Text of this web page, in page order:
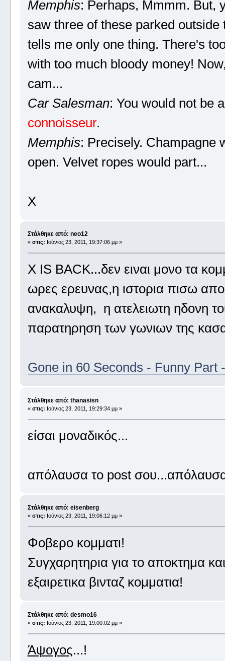
Memphis: Perhaps, Mmmm. But,
saw three of these parked
tells me only one thing. There's
with too much bloody money!
cam...
Car Salesman: You would not be
connoisseur.
Memphis: Precisely. Champagne
open. Velvet ropes would part...
X
Στάλθηκε από: neo12
« στις: Ιούνιος 23, 2011, 19:37:06 μμ »
Χ IS BACK...δεν ειναι μονο τα
ωρες ερευνας,η ιστορια πισω
ανακαλυψη, η ατελειωτη ηδονη
παρατηρηση των γωνιων της
Gone in 60 Seconds - Funny Part
Στάλθηκε από: thanasisn
« στις: Ιούνιος 23, 2011, 19:29:34 μμ »
είσαι μοναδικός...
απόλαυσα το post
Στάλθηκε από: eisenberg
« στις: Ιούνιος 23, 2011, 19:06:12 μμ »
Φοβερο κομματι!
Συγχαρητηρια για το αποκτημα
εξαιρετικα βινταζ κομματια!
Στάλθηκε από: desmo16
« στις: Ιούνιος 23, 2011, 19:00:02 μμ »
Άψογος...!